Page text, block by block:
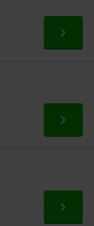
Ga
Ga
Ga